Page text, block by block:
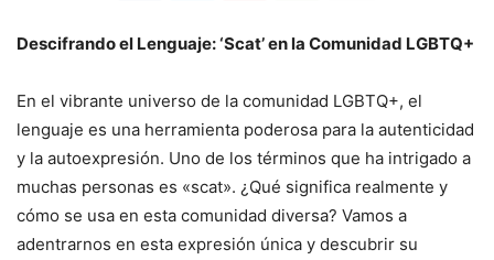
Descifrando el Lenguaje: ‘Scat’ en la Comunidad LGBTQ+
En el vibrante universo de la comunidad LGBTQ+, el
lenguaje es una herramienta poderosa para la autenticidad
y la autoexpresión. Uno de los términos que ha intrigado a
muchas personas es «scat». ¿Qué significa realmente y
cómo se usa en esta comunidad diversa? Vamos a
adentrarnos en esta expresión única y descubrir su